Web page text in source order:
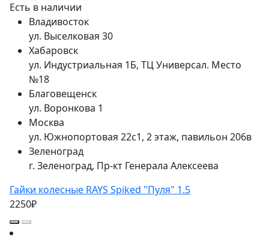
Есть в наличии
Владивосток
ул. Выселковая 30
Хабаровск
ул. Индустриальная 1Б, ТЦ Универсал. Место
№18
Благовещенск
ул. Воронкова 1
Москва
ул. Южнопортовая 22с1, 2 этаж, павильон 206в
Зеленоград
г. Зеленоград, Пр-кт Генерала Алексеева
Гайки колесные RAYS Spiked "Пуля" 1.5
2250₽